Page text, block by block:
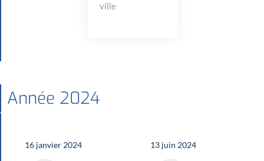
ville
Année 2024
16 janvier 2024 13 juin 2024